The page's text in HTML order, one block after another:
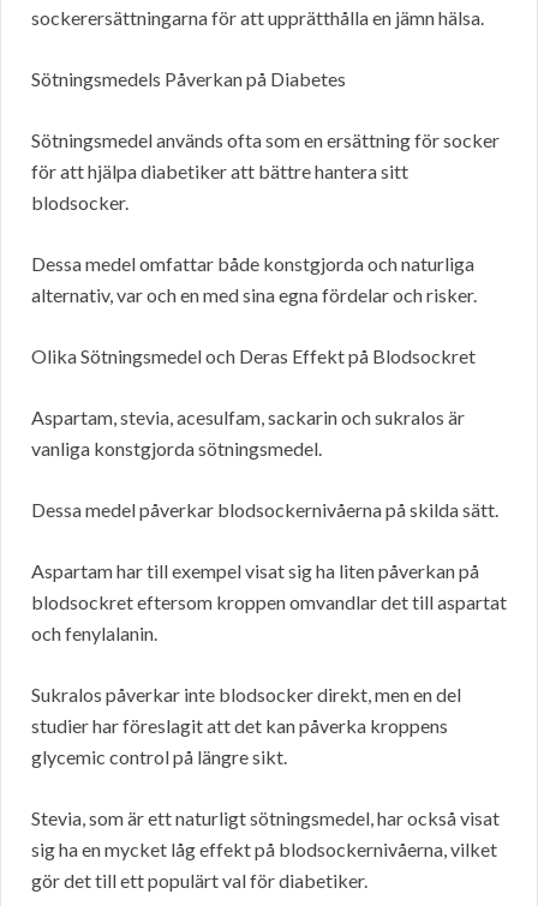
sockerersättningarna för att upprätthålla en jämn hälsa.
Sötningsmedels Påverkan på Diabetes
Sötningsmedel används ofta som en ersättning för socker
för att hjälpa diabetiker att bättre hantera sitt
blodsocker.
Dessa medel omfattar både konstgjorda och naturliga
alternativ, var och en med sina egna fördelar och risker.
Olika Sötningsmedel och Deras Effekt på Blodsockret
Aspartam, stevia, acesulfam, sackarin och sukralos är
vanliga konstgjorda sötningsmedel.
Dessa medel påverkar blodsockernivåerna på skilda sätt.
Aspartam har till exempel visat sig ha liten påverkan på
blodsockret eftersom kroppen omvandlar det till aspartat
och fenylalanin.
Sukralos påverkar inte blodsocker direkt, men en del
studier har föreslagit att det kan påverka kroppens
glycemic control på längre sikt.
Stevia, som är ett naturligt sötningsmedel, har också visat
sig ha en mycket låg effekt på blodsockernivåerna, vilket
gör det till ett populärt val för diabetiker.